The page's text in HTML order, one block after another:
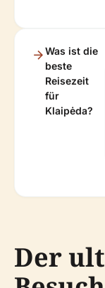
Was ist die
beste
Reisezeit
für
Klaipėda?
Der